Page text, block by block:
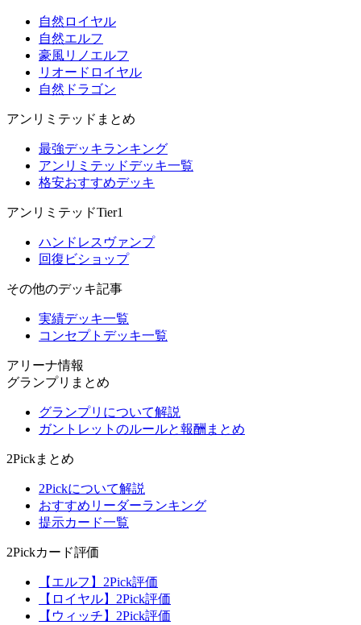
自然ロイヤル
自然エルフ
豪風リノエルフ
リオードロイヤル
自然ドラゴン
アンリミテッドまとめ
最強デッキランキング
アンリミテッドデッキ一覧
格安おすすめデッキ
アンリミテッドTier1
ハンドレスヴァンプ
回復ビショップ
その他のデッキ記事
実績デッキ一覧
コンセプトデッキ一覧
アリーナ情報
グランプリまとめ
グランプリについて解説
ガントレットのルールと報酬まとめ
2Pickまとめ
2Pickについて解説
おすすめリーダーランキング
提示カード一覧
2Pickカード評価
【エルフ】2Pick評価
【ロイヤル】2Pick評価
【ウィッチ】2Pick評価